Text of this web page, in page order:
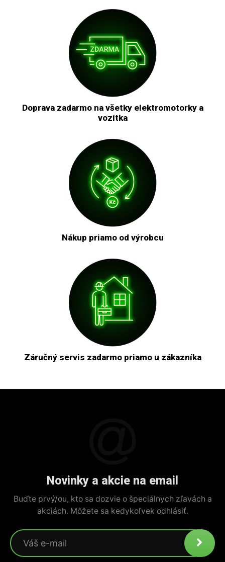
Doprava zadarmo na všetky elektromotorky a
vozítka
Nákup priamo od výrobcu
Záručný servis zadarmo priamo u zákazníka
Novinky a akcie na email
Buďte prvý/ou, kto sa dozvie o špeciálnych zľavách a
akciách. Môžete sa kedykoľvek odhlásiť.